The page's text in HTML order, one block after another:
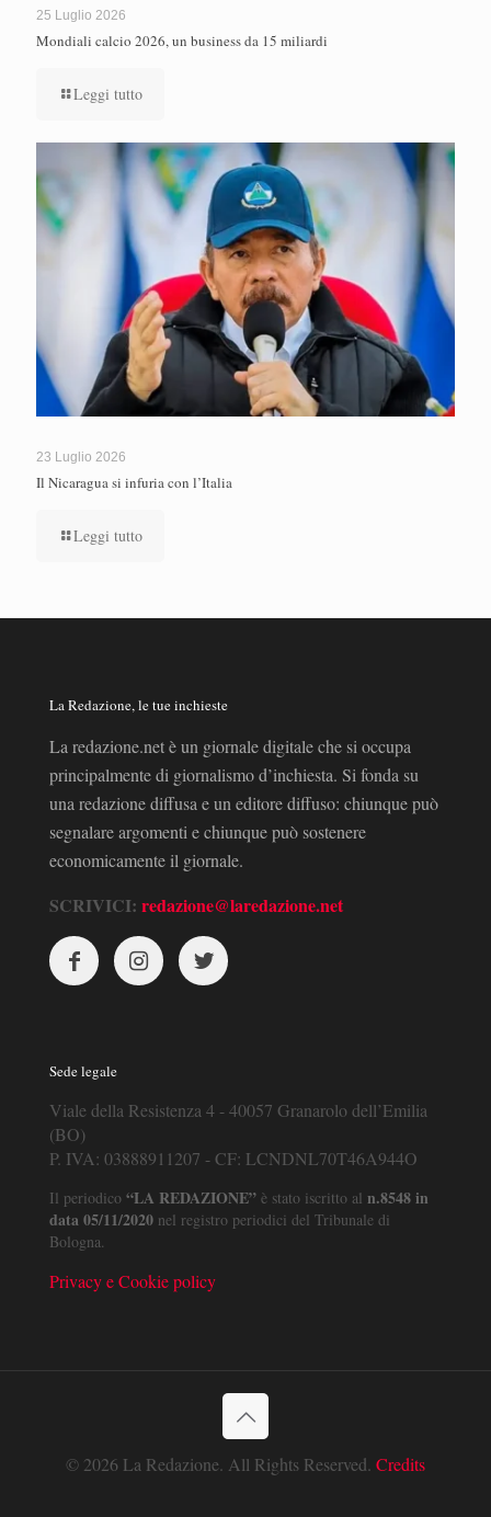
25 Luglio 2026
Mondiali calcio 2026, un business da 15 miliardi
Leggi tutto
23 Luglio 2026
Il Nicaragua si infuria con l’Italia
Leggi tutto
La Redazione, le tue inchieste
La redazione.net è un giornale digitale che si occupa
principalmente di giornalismo d’inchiesta. Si fonda su
una redazione diffusa e un editore diffuso: chiunque può
segnalare argomenti e chiunque può sostenere
economicamente il giornale.
SCRIVICI: redazione@laredazione.net
Sede legale
Viale della Resistenza 4 - 40057 Granarolo dell’Emilia
(BO)
P. IVA: 03888911207 - CF: LCNDNL70T46A944O
Il periodico “LA REDAZIONE” è stato iscritto al n.8548 in
data 05/11/2020 nel registro periodici del Tribunale di
Bologna.
Privacy e Cookie policy
© 2026 La Redazione. All Rights Reserved. Credits